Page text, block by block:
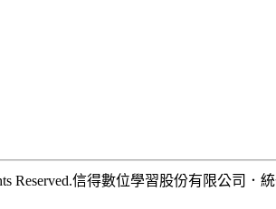
Reserved.信得數位學習股份有限公司 ．